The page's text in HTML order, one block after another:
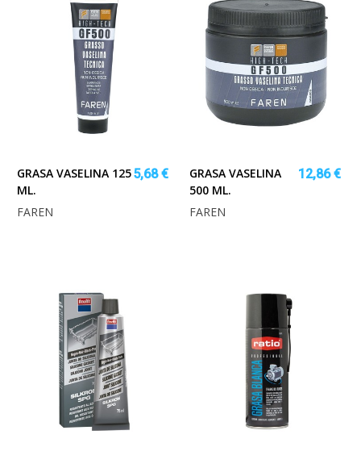
GRASA VASELINA 125
ML.
5,68 €
FAREN
GRASA VASELINA
500 ML.
12,86 €
FAREN